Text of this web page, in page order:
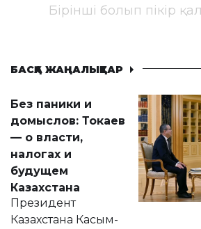
Бірінші болып пікір
БАСҚА ЖАҢАЛЫҚТАР
Без паники и
домыслов: Токаев
— о власти,
налогах и
будущем
Казахстана
Президент
Казахстана Касым-